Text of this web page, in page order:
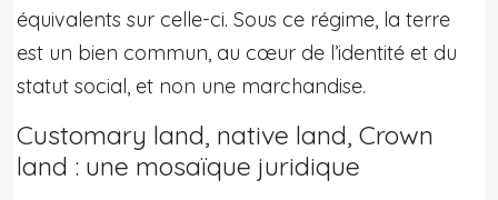
équivalents sur celle-ci. Sous ce régime, la terre
est un bien commun, au cœur de l’identité et du
statut social, et non une marchandise.
Customary land, native land, Crown
land : une mosaïque juridique